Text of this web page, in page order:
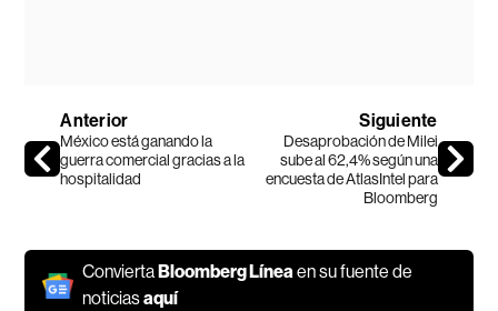
Anterior
México está ganando la
guerra comercial gracias a la
hospitalidad
Siguiente
Desaprobación de Milei
sube al 62,4% según una
encuesta de AtlasIntel para
Bloomberg
Convierta Bloomberg Líneaen su fuente de
noticiasaquí